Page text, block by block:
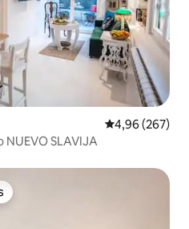
Calificación
4,96 (267)
SLAVIJA
más destacados